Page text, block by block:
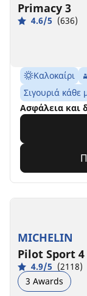
Primacy 3
4.6/5 (636)
Καλοκαίρι
Σιγουριά κάθε
Ασφάλεια και
MICHELIN
Pilot Sport 4
4.9/5 (2118)
3 Awards